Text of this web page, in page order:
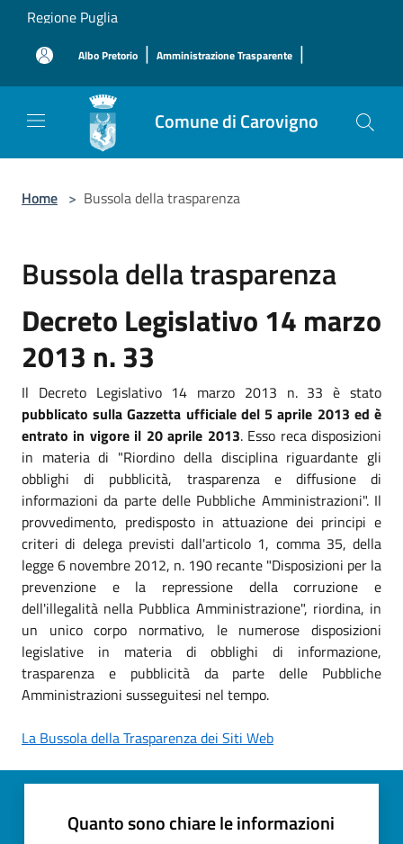
Salta al contenuto principale
Regione Puglia
Albo Pretorio | Amministrazione Trasparente |
Comune di Carovigno
Home > Bussola della trasparenza
Bussola della trasparenza
Decreto Legislativo 14 marzo
2013 n. 33
Il Decreto Legislativo 14 marzo 2013 n. 33 è stato
pubblicato sulla Gazzetta ufficiale del 5 aprile 2013 ed è
entrato in vigore il 20 aprile 2013. Esso reca disposizioni
in materia di "Riordino della disciplina riguardante gli
obblighi di pubblicità, trasparenza e diffusione di
informazioni da parte delle Pubbliche Amministrazioni". Il
provvedimento, predisposto in attuazione dei principi e
criteri di delega previsti dall'articolo 1, comma 35, della
legge 6 novembre 2012, n. 190 recante "Disposizioni per la
prevenzione e la repressione della corruzione e
dell'illegalità nella Pubblica Amministrazione", riordina, in
un unico corpo normativo, le numerose disposizioni
legislative in materia di obblighi di informazione,
trasparenza e pubblicità da parte delle Pubbliche
Amministrazioni susseguitesi nel tempo.
La Bussola della Trasparenza dei Siti Web
Quanto sono chiare le informazioni